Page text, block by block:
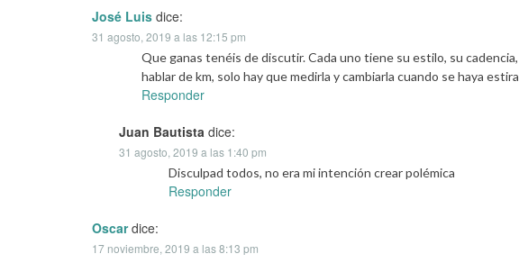
José Luis dice:
31 agosto, 2019 a las 12:15 pm
Que ganas tenéis de discutir. Cada uno tiene su estilo, su
hablar de km, solo hay que medirla y cambiarla cuando se haya
Responder
Juan Bautista dice:
31 agosto, 2019 a las 1:40 pm
Disculpad todos, no era mi intención crear polémica
Responder
Oscar dice:
17 noviembre, 2019 a las 8:13 pm